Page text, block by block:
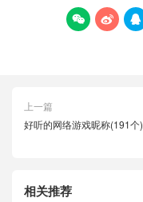
  
上一篇
好听的网络游戏昵称(191个)
相关推荐